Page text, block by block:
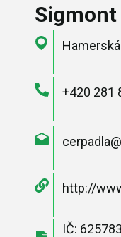
Sigmont
+420 281
http://
IČ: